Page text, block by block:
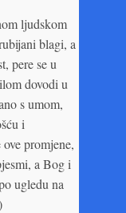
ljudskom
blagi, a
pere se u
dovodi u
s umom,
i
promjene,
a Bog i
ugledu na